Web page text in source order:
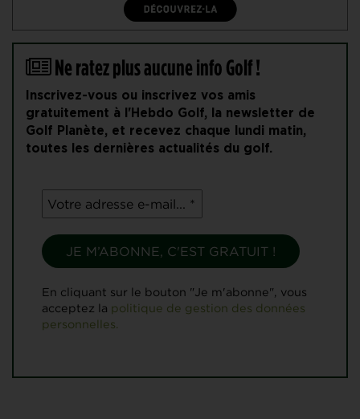
Ne ratez plus aucune info Golf !
Inscrivez-vous ou inscrivez vos amis
gratuitement à l'Hebdo Golf, la newsletter de
Golf Planète, et recevez chaque lundi matin,
toutes les dernières actualités du golf.
En cliquant sur le bouton "Je m'abonne", vous
acceptez la politique de gestion des données
personnelles.